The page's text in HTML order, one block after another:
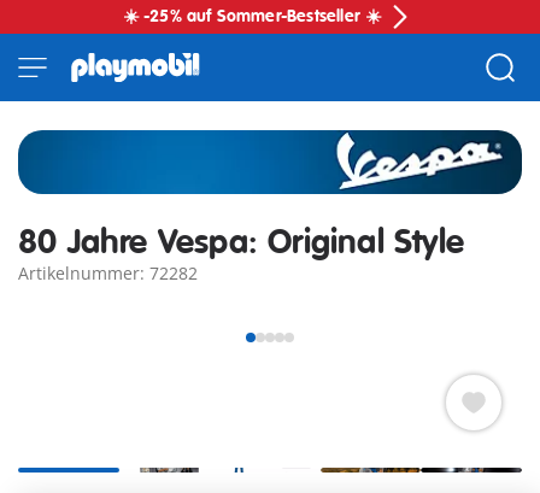
☀️ -25% auf Sommer-Bestseller ☀️
80 Jahre Vespa: Original Style
Artikelnummer: 72282